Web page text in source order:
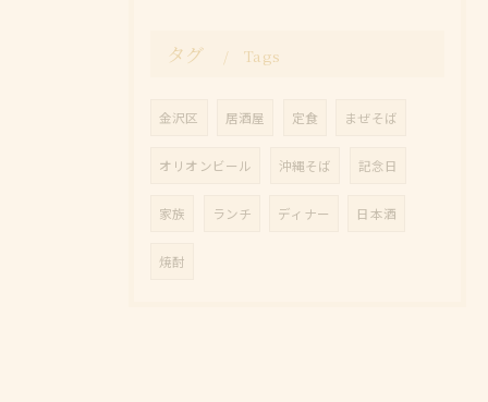
タグ Tags
金沢区 居酒屋 定食 まぜそば
オリオンビール 沖縄そば 記念日
家族 ランチ ディナー 日本酒
焼酎